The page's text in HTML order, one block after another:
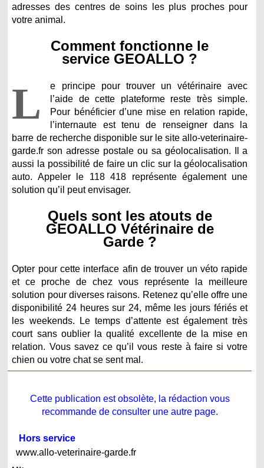
adresses des centres de soins les plus proches pour
votre animal.
Comment fonctionne le
service GEOALLO ?
L
e principe pour trouver un vétérinaire avec
l’aide de cette plateforme reste très simple.
Pour bénéficier d’une mise en relation rapide,
l’internaute est tenu de renseigner dans la
barre de recherche disponible sur le site allo-veterinaire-
garde.fr son adresse postale ou sa géolocalisation. Il a
aussi la possibilité de faire un clic sur la géolocalisation
auto. Appeler le 118 418 représente également une
solution qu’il peut envisager.
Quels sont les atouts de
GEOALLO Vétérinaire de
Garde ?
Opter pour cette interface afin de trouver un véto rapide
et ce proche de chez vous représente la meilleure
solution pour diverses raisons. Retenez qu’elle offre une
disponibilité 24 heures sur 24, même les jours fériés et
les weekends. Le temps d’attente est également très
court sans oublier la qualité excellente de la mise en
relation. Vous savez ce qu’il vous reste à faire si votre
chien ou votre chat se sent mal.
Cette publication est obsolète, la rédaction vous
recommande de consulter une autre page.
Hors service
www.allo-veterinaire-garde.fr